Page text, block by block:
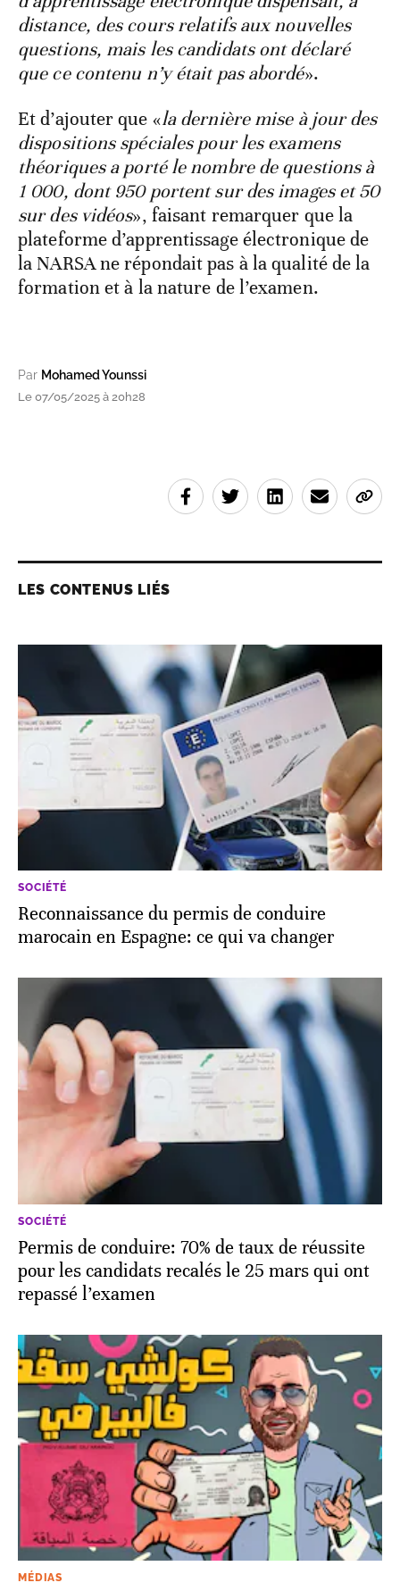
distance, des cours relatifs aux nouvelles
questions, mais les candidats ont déclaré
que ce contenu n’y était pas abordé».
Et d’ajouter que «la dernière mise à jour des
dispositions spéciales pour les examens
théoriques a porté le nombre de questions à
1 000, dont 950 portent sur des images et 50
sur des vidéos», faisant remarquer que la
plateforme d’apprentissage électronique de
la NARSA ne répondait pas à la qualité de la
formation et à la nature de l’examen.
Par Mohamed Younssi
Le 07/05/2025 à 20h28
LES CONTENUS LIÉS
SOCIÉTÉ
Reconnaissance du permis de conduire
marocain en Espagne: ce qui va changer
SOCIÉTÉ
Permis de conduire: 70% de taux de réussite
pour les candidats recalés le 25 mars qui ont
repassé l’examen
MÉDIAS